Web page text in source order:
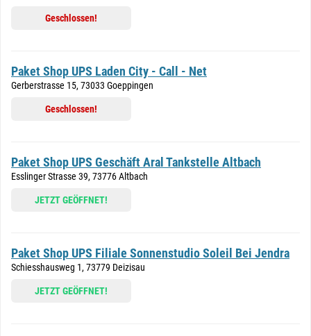
Geschlossen!
Paket Shop UPS Laden City - Call - Net
Gerberstrasse 15, 73033 Goeppingen
Geschlossen!
Paket Shop UPS Geschäft Aral Tankstelle Altbach
Esslinger Strasse 39, 73776 Altbach
JETZT GEÖFFNET!
Paket Shop UPS Filiale Sonnenstudio Soleil Bei Jendra
Schiesshausweg 1, 73779 Deizisau
JETZT GEÖFFNET!